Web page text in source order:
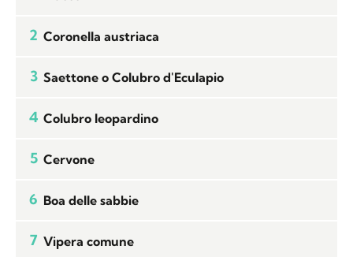
2 Coronella austriaca
3 Saettone o Colubro d'Eculapio
4 Colubro leopardino
5 Cervone
6 Boa delle sabbie
7 Vipera comune